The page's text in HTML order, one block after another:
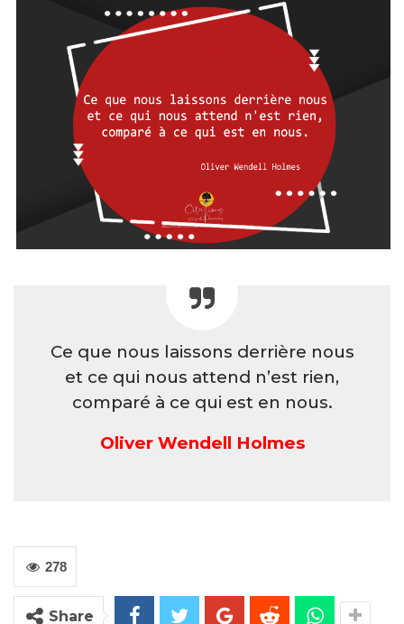
Ce que nous laissons derrière nous
et ce qui nous attend n’est rien,
comparé à ce qui est en nous.
Oliver Wendell Holmes
278
Share